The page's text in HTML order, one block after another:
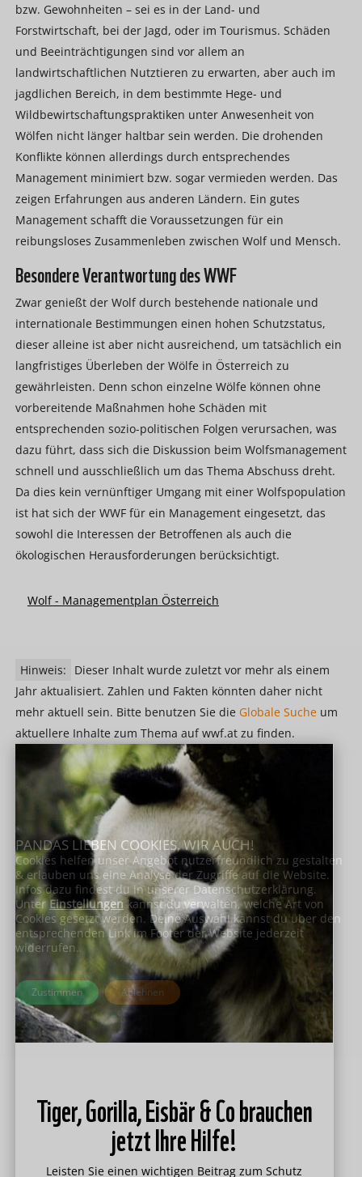
bzw. Gewohnheiten – sei es in der Land- und
Forstwirtschaft, bei der Jagd, oder im Tourismus. Schäden
und Beeinträchtigungen sind vor allem an
landwirtschaftlichen Nutztieren zu erwarten, aber auch im
jagdlichen Bereich, in dem bestimmte Hege- und
Wildbewirtschaftungspraktiken unter Anwesenheit von
Wölfen nicht länger haltbar sein werden. Die drohenden
Konflikte können allerdings durch entsprechendes
Management minimiert bzw. sogar vermieden werden. Das
zeigen Erfahrungen aus anderen Ländern. Ein gutes
Management schafft die Voraussetzungen für ein
reibungsloses Zusammenleben zwischen Wolf und Mensch.
Besondere Verantwortung des WWF
Zwar genießt der Wolf durch bestehende nationale und
internationale Bestimmungen einen hohen Schutzstatus,
dieser alleine ist aber nicht ausreichend, um tatsächlich ein
langfristiges Überleben der Wölfe in Österreich zu
gewährleisten. Denn schon einzelne Wölfe können ohne
vorbereitende Maßnahmen hohe Schäden mit
entsprechenden sozio-politischen Folgen verursachen, was
dazu führt, dass sich die Diskussion beim Wolfsmanagement
schnell und ausschließlich um das Thema Abschuss dreht.
Da dies kein vernünftiger Umgang mit einer Wolfspopulation
ist hat sich der WWF für ein Management eingesetzt, das
sowohl die Interessen der Betroffenen als auch die
ökologischen Herausforderungen berücksichtigt.
Wolf - Managementplan Österreich
Hinweis:
Dieser Inhalt wurde zuletzt vor mehr als einem
Jahr aktualisiert. Zahlen und Fakten könnten daher nicht
mehr aktuell sein. Bitte benutzen Sie die Globale Sucheum
aktuellere Inhalte zum Thema auf wwf.at zu finden.
Tiger, Gorilla, Eisbär & Co brauchen
jetzt Ihre Hilfe!
Leisten Sie einen wichtigen Beitrag zum Schutz
PANDAS LIEBEN COOKIES, WIR AUCH!
Cookies helfen unser Angebot nutzerfreundlich zu gestalten
& erlauben uns eine Analyse der Zugriffe auf die Website.
Infos dazu findest du in unserer Datenschutzerklärung.
UnterEinstellungen kannst du verwalten, welche Art von
Cookies gesetzt werden. Deine Auswahl kannst du über den
entsprechenden Link im Footer der Website jederzeit
widerrufen.
Zustimmen Ablehnen